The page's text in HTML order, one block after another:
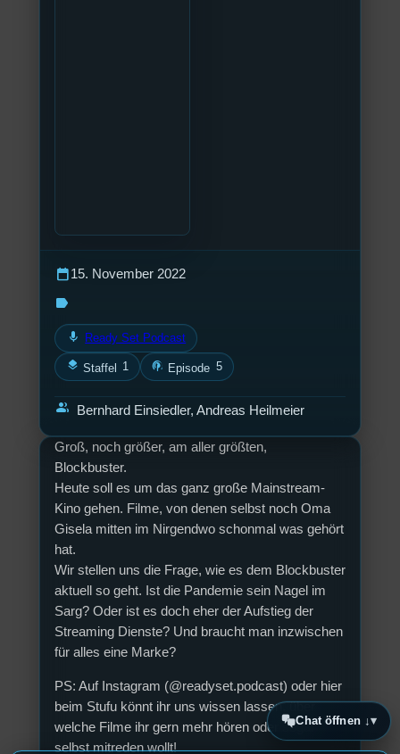
Groß, noch größer, am aller größten,
Blockbuster.
Heute soll es um das ganz große Mainstream-
Kino gehen. Filme, von denen selbst noch Oma
Gisela mitten im Nirgendwo schonmal was gehört
hat.
Wir stellen uns die Frage, wie es dem Blockbuster
aktuell so geht. Ist die Pandemie sein Nagel im
Sarg? Oder ist es doch eher der Aufstieg der
Streaming Dienste? Und braucht man inzwischen
für alles eine Marke?
PS: Auf Instagram (@readyset.podcast) oder hier
beim Stufu könnt ihr uns wissen lassen, über
welche Filme ihr gern mehr hören oder sogar
selbst mitreden wollt!
calendar_today15. November 2022
label
mic Ready Set Podcast
layers Staffel 1 podcasts Episode 5
group Bernhard Einsiedler, Andreas Heilmeier
Chat öffnen ↓